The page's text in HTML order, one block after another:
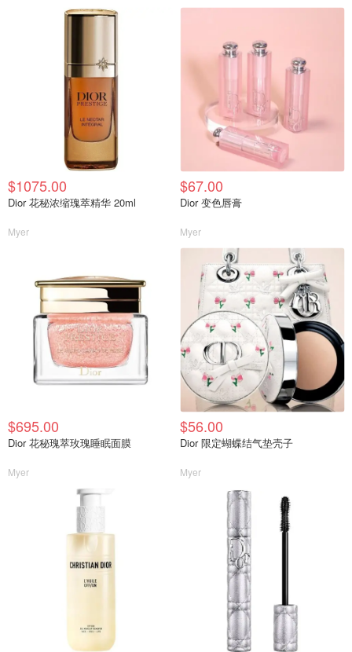
$1075.00
Dior 花秘浓缩瑰萃精华 20ml
Myer
$67.00
Dior 变色唇膏
Myer
$695.00
Dior 花秘瑰萃玫瑰睡眠面膜
Myer
$56.00
Dior 限定蝴蝶结气垫壳子
Myer